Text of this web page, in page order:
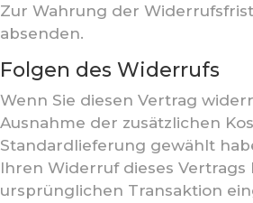
Zur Wahrung der
absenden.
Folgen des Widerrufs
Wenn Sie diesen Vertrag
Ausnahme der zusätzlichen
Standardlieferung gewählt
Ihren Widerruf dieses
ursprünglichen Transaktion